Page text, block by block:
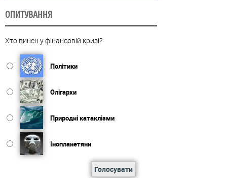
ОПИТУВАННЯ
Хто винен у фінансовій кризі?
Політики
Олігархи
Природні катаклізми
Інопланетяни
Голосувати